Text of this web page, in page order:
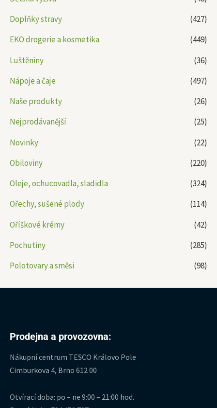
Doplňky stravy
(427)
EKO drogerie a kosmetika
(449)
Luštěniny
(36)
Nápoje a čaje
(497)
Naše produkty
(26)
Nejprodávanější
(25)
Novinky
(22)
Obiloviny
(220)
Oleje, ochucovadla, sladidla
(324)
Ořechy, sušené plody
(114)
Oříškové krémy
(42)
Pochutiny
(285)
Polotovary a směsi
(98)
Prodejna a provozovna:
Nákupní centrum TESCO Královo Pole
Cimburkova 4, Brno 612 00
Otvírací doba: po – ne 9:00 – 21:00 hod.